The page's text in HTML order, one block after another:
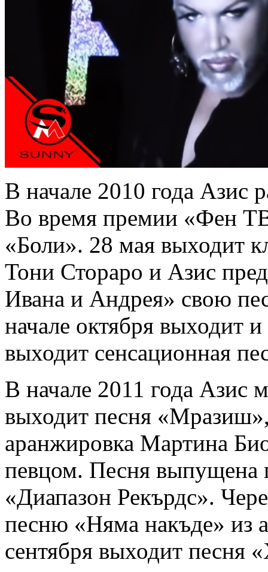
В начале 2010 года Азис
Во время премии «Фен
«Боли». 28 мая выходит
Тони Стораро и Азис
Ивана и Андрея» свою
начале октября выходит
выходит сенсационная
В начале 2011 года Азис
выходит песня
аранжировка Мартина
певцом. Песня выпущена
«Диапазон Рекърдс».
песню «Няма накъде» из
сентября выходит песня